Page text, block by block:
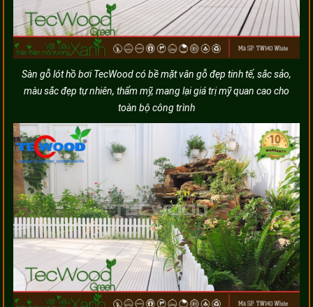
Sàn gỗ lót hồ bơi TecWood có bề mặt vân gỗ đẹp tinh tế, sắc sảo,
màu sắc đẹp tự nhiên, thẩm mỹ, mang lại giá trị mỹ quan cao cho
toàn bộ công trình